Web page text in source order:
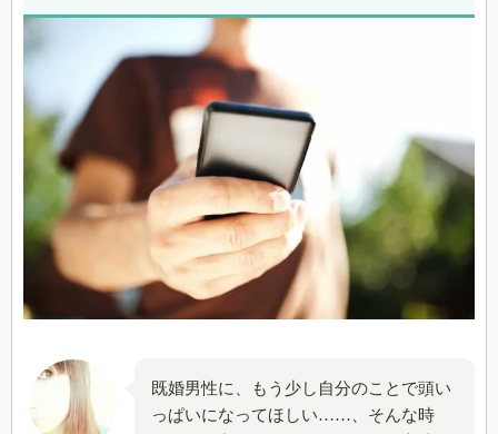
既婚男性に、もう少し自分のことで頭い
っぱいになってほしい……、そんな時